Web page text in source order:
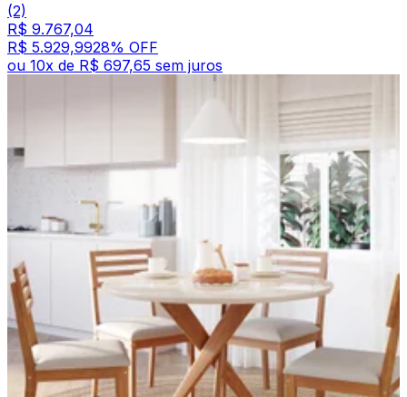
(2)
R$ 9.767,04
R$ 5.929,9928% OFF
ou 10x de R$ 697,65 sem juros